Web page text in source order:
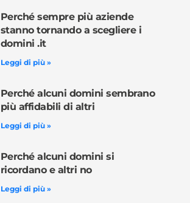
Perché sempre più aziende
stanno tornando a scegliere i
domini .it
Leggi di più »
Perché alcuni domini sembrano
più affidabili di altri
Leggi di più »
Perché alcuni domini si
ricordano e altri no
Leggi di più »